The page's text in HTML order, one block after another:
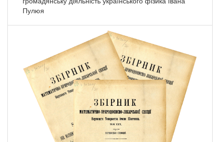
Пулюя